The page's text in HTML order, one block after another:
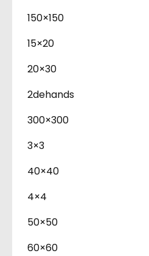
150×150
15×20
20×30
2dehands
300×300
3×3
40×40
4×4
50×50
60×60